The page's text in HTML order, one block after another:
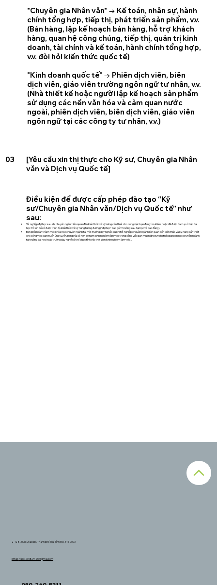
"Chuyên gia Nhân văn" → Kế toán, nhân sự, hành
chính tổng hợp, tiếp thị, phát triển sản phẩm, v.v.
(Bán hàng, lập kế hoạch bán hàng, hỗ trợ khách
hàng, quan hệ công chúng, tiếp thị, quản trị kinh
doanh, tài chính và kế toán, hành chính tổng hợp,
v.v. đòi hỏi kiến thức quốc tế)
"Kinh doanh quốc tế" → Phiên dịch viên, biên
dịch viên, giáo viên trường ngôn ngữ tư nhân, v.v.
(Nhà thiết kế hoặc người lập kế hoạch sản phẩm
sử dụng các nền văn hóa và cảm quan nước
ngoài, phiên dịch viên, biên dịch viên, giáo viên
ngôn ngữ tại các công ty tư nhân, v.v.)
03
[Yêu cầu xin thị thực cho Kỹ sư, Chuyên gia Nhân
văn và Dịch vụ Quốc tế]
Điều kiện để được cấp phép đào tạo “Kỹ
sư/Chuyên gia Nhân văn/Dịch vụ Quốc tế” như
sau:
Tốt nghiệp đại học sau khi chuyên ngành liên quan đến kiến thức và kỹ năng cần thiết cho công việc bạn đang tìm kiếm, hoặc đã được đào tạo ở bậc đại
học trở lên để có được trình độ kiến thức và kỹ năng tương đương ("đại học" bao gồm trường sau đại học và cao đẳng).
Bạn phải hoàn thành một khóa học chuyên ngành tại một trường dạy nghề sau khi tốt nghiệp chuyên ngành liên quan đến kiến thức và kỹ năng cần thiết
cho công việc bạn muốn ứng tuyển. Bạn phải có hơn 10 năm kinh nghiệm làm việc trong công việc bạn muốn ứng tuyển (thời gian bạn học chuyên ngành
tại trường đại học hoặc trường dạy nghề có thể được tính vào thời gian kinh nghiệm làm việc).
2-128-3 Sakurabashi, Thành phố Tsu, Tỉnh Mie, 514-0003
Email:rts.llc.2018.09.25@gmail.com